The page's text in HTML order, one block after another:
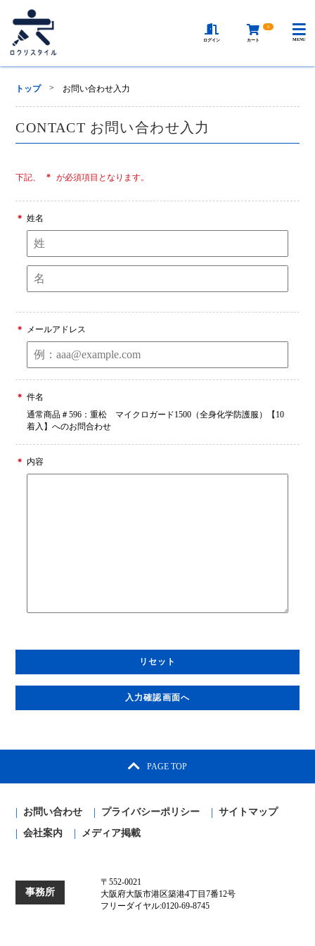
ログイン カート
0
MENU
トップ > お問い合わせ入力
CONTACT お問い合わせ入力
下記、 * が必須項目となります。
姓名
メールアドレス
件名
通常商品＃596：重松 マイクロガード1500（全身化学防護服）【10
着入】へのお問合わせ
内容
PAGE TOP
お問い合わせ プライバシーポリシー
サイトマップ
会社案内
メディア掲載
事務所
〒552-0021
大阪府大阪市港区築港4丁目7番12号
フリーダイヤル:0120-69-8745